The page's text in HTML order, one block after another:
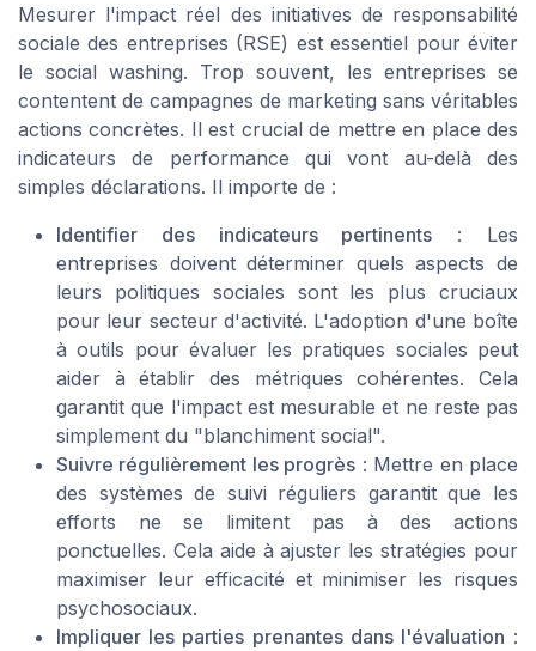
Mesurer l'impact réel des initiatives de responsabilité
sociale des entreprises (RSE) est essentiel pour éviter
le social washing. Trop souvent, les entreprises se
contentent de campagnes de marketing sans véritables
actions concrètes. Il est crucial de mettre en place des
indicateurs de performance qui vont au-delà des
simples déclarations. Il importe de :
Identifier des indicateurs pertinents : Les
entreprises doivent déterminer quels aspects de
leurs politiques sociales sont les plus cruciaux
pour leur secteur d'activité. L'adoption d'une boîte
à outils pour évaluer les pratiques sociales peut
aider à établir des métriques cohérentes. Cela
garantit que l'impact est mesurable et ne reste pas
simplement du "blanchiment social".
Suivre régulièrement les progrès : Mettre en place
des systèmes de suivi réguliers garantit que les
efforts ne se limitent pas à des actions
ponctuelles. Cela aide à ajuster les stratégies pour
maximiser leur efficacité et minimiser les risques
psychosociaux.
Impliquer les parties prenantes dans l'évaluation :